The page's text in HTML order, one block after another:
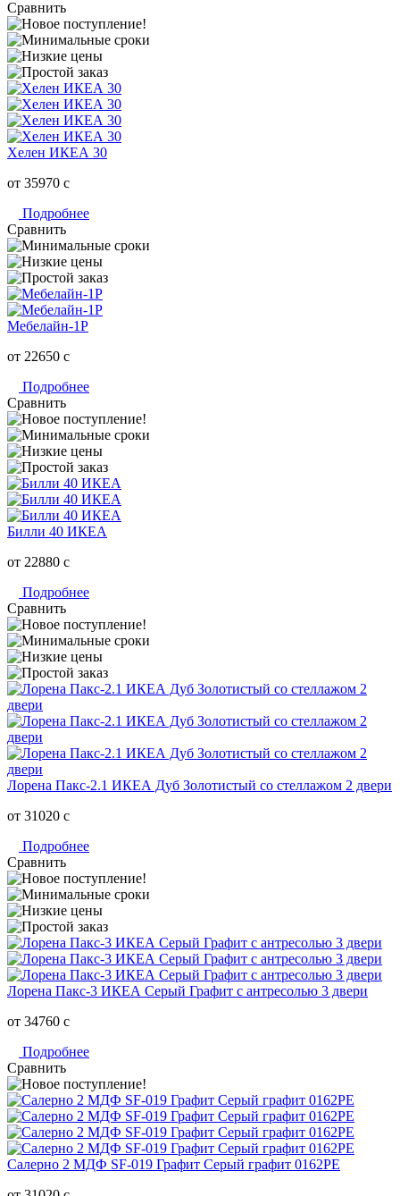
Сравнить
Хелен ИКЕА 30
от 35970 c
Подробнее
Сравнить
Мебелайн-1Р
от 22650 c
Подробнее
Сравнить
Билли 40 ИКЕА
от 22880 c
Подробнее
Сравнить
Лорена Пакс-2.1 ИКЕА Дуб Золотистый со стеллажом 2 двери
от 31020 c
Подробнее
Сравнить
Лорена Пакс-3 ИКЕА Серый Графит с антресолью 3 двери
от 34760 c
Подробнее
Сравнить
Салерно 2 МДФ SF-019 Графит Серый графит 0162РЕ